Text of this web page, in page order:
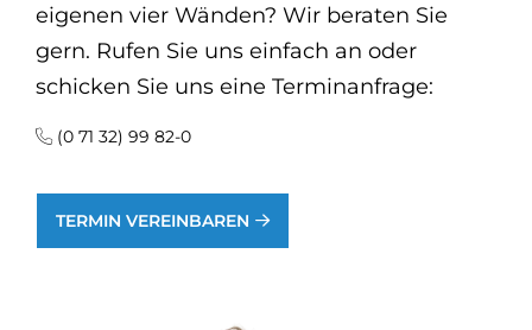
eigenen vier Wänden? Wir beraten Sie
gern. Rufen Sie uns einfach an oder
schicken Sie uns eine Terminanfrage:
(0 71 32) 99 82-0
TERMIN VEREINBAREN